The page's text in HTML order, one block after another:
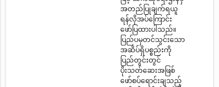
အတည်ပြုချက်ရယူ
ရန်လိုအပ်ကြောင်း
ဖော်ပြထားပါသည်။
ပြည်ပမှတင်သွင်းသော
အဆိပ်ရှိပစ္စည်းကို
ပြည်တွင်းတွင်
ပိုးသတ်ဆေးအဖြစ်
ဖော်စပ်ရောင်းချသည့်